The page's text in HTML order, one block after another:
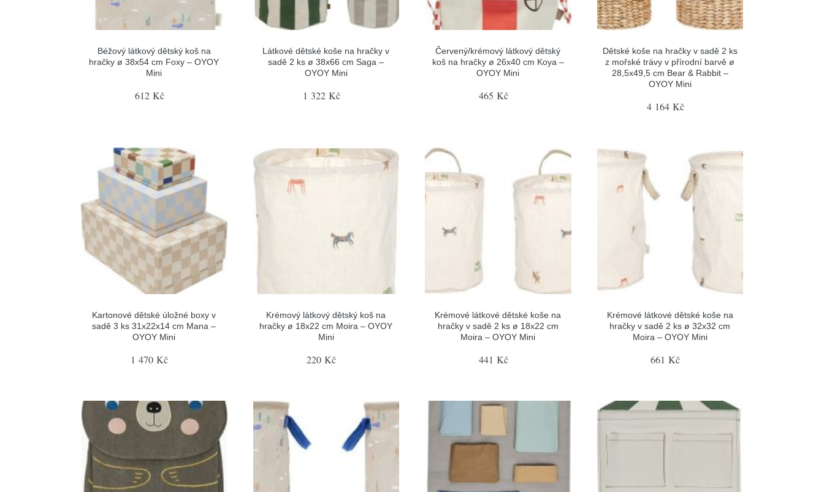
Béžový látkový dětský koš na
hračky ø 38x54 cm Foxy – OYOY
Mini
612 Kč
Látkové dětské koše na hračky v
sadě 2 ks ø 38x66 cm Saga –
OYOY Mini
1 322 Kč
Červený/krémový látkový dětský
koš na hračky ø 26x40 cm Koya –
OYOY Mini
465 Kč
Dětské koše na hračky v sadě 2 ks
z mořské trávy v přírodní barvě ø
28,5x49,5 cm Bear & Rabbit –
OYOY Mini
4 164 Kč
Kartonové dětské úložné boxy v
sadě 3 ks 31x22x14 cm Mana –
OYOY Mini
1 470 Kč
Krémový látkový dětský koš na
hračky ø 18x22 cm Moira – OYOY
Mini
220 Kč
Krémové látkové dětské koše na
hračky v sadě 2 ks ø 18x22 cm
Moira – OYOY Mini
441 Kč
Krémové látkové dětské koše na
hračky v sadě 2 ks ø 32x32 cm
Moira – OYOY Mini
661 Kč